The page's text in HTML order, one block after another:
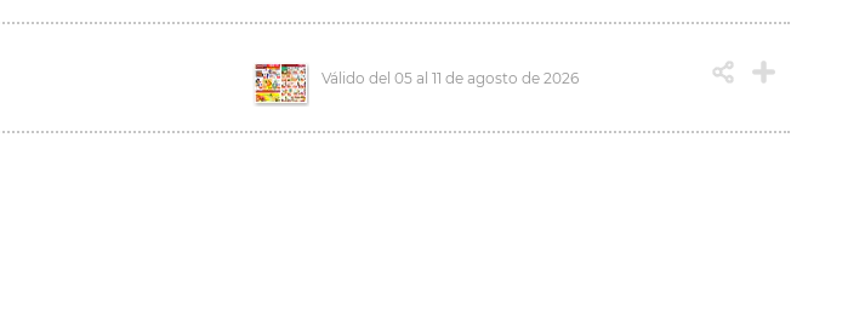
Válido del 05 al 11 de agosto de 2026